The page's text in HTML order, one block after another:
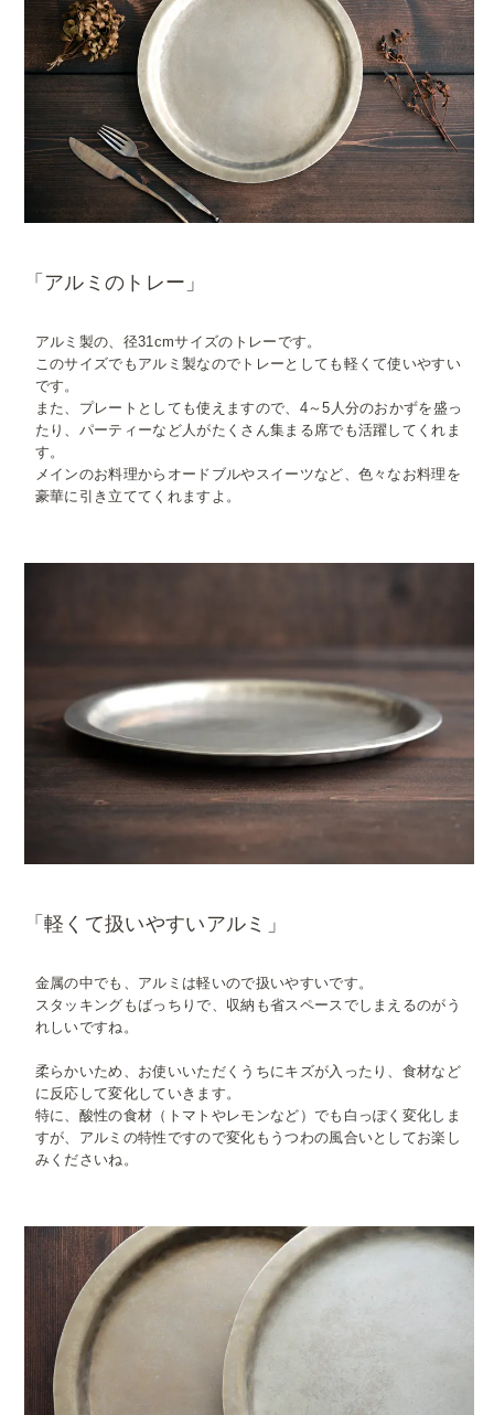
「アルミのトレー」
アルミ製の、径31cmサイズのトレーです。
このサイズでもアルミ製なのでトレーとしても軽くて使いやすい
です。
また、プレートとしても使えますので、4～5人分のおかずを盛っ
たり、パーティーなど人がたくさん集まる席でも活躍してくれま
す。
メインのお料理からオードブルやスイーツなど、色々なお料理を
豪華に引き立ててくれますよ。
「軽くて扱いやすいアルミ」
金属の中でも、アルミは軽いので扱いやすいです。
スタッキングもばっちりで、収納も省スペースでしまえるのがう
れしいですね。
柔らかいため、お使いいただくうちにキズが入ったり、食材など
に反応して変化していきます。
特に、酸性の食材（トマトやレモンなど）でも白っぽく変化しま
すが、アルミの特性ですので変化もうつわの風合いとしてお楽し
みくださいね。